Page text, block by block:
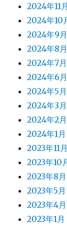
2024年11月
2024年10
2024年9月
2024年8月
2024年7月
2024年6月
2024年5月
2024年3月
2024年2月
2024年1月
2023年11月
2023年10
2023年8月
2023年5月
2023年4月
2023年1月